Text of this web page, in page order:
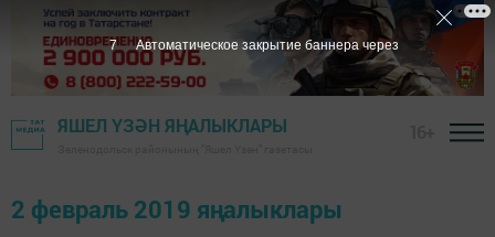
ЯШЕЛ ҮЗӘН ЯҢАЛЫКЛАРЫ
2 февраль 2019 яңалыклары
7 Автоматическое закрытие баннера через